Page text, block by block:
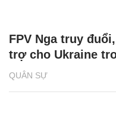
QUÂN SỰ
FPV Nga truy
trợ cho Ukraine